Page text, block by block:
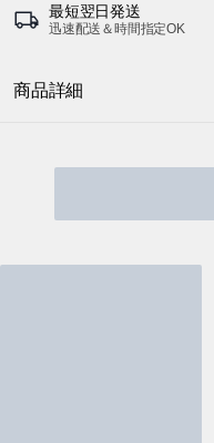
最短翌日発送
迅速配送＆時間指定OK
商品詳細